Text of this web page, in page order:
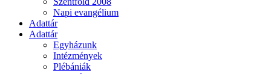
Napi evangélium
Adattár
Adattár
Egyházunk
Intézmények
Plébániák